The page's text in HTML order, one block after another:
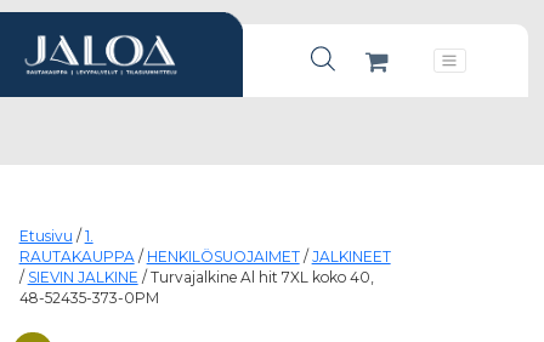
Products search
Päävalikko
Etusivu / 1.
RAUTAKAUPPA/ HENKILÖSUOJAIMET/ JALKINEET
/ SIEVIN JALKINE / Turvajalkine Al hit 7XL koko 40,
48-52435-373-0PM